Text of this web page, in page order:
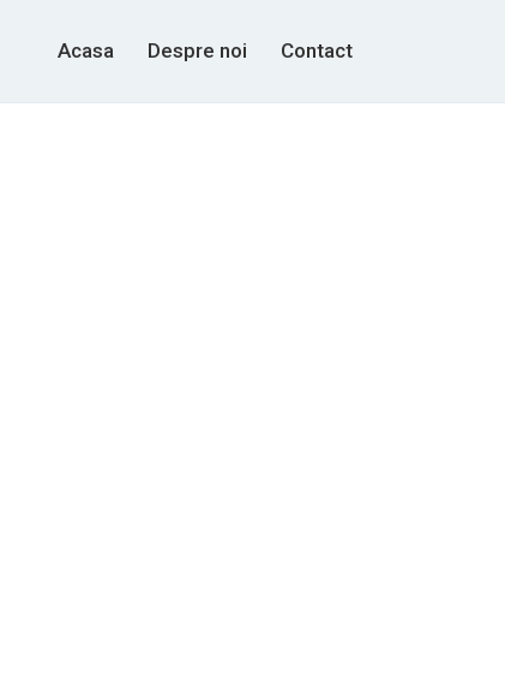
Acasa Despre noi Contact